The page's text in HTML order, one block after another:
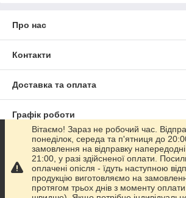
Про нас
Контакти
Доставка та оплата
Графік роботи
Повна версія сайту
Сайт створено на маркетплейсіProm.ua
Вітаємо! Зараз не робочий час.
понеділок, середа та п'ятниця до
замовлення на відправку
21:00, у разі здійсненої оплати.
оплачені опісля - їдуть наступною
продукцію виготовляємо на
протягом трьох днів з моменту